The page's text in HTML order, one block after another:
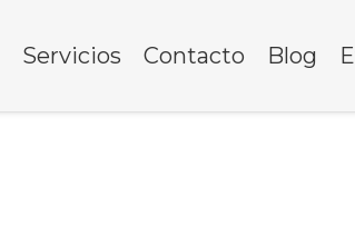
Servicios Contacto Blog